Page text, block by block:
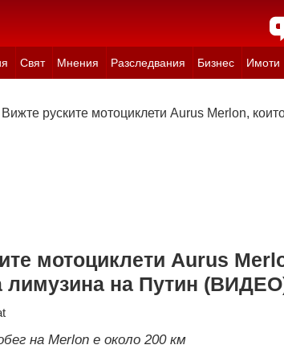
Свят Мнения Разследвания Бизнес Имоти
Вижте руските мотоциклети Aurus Merlon,
мотоциклети Aurus
лимузина на Путин
на Merlon е около 200 км